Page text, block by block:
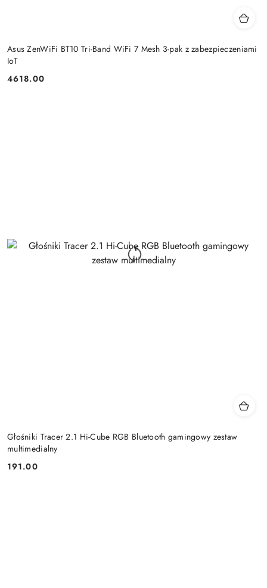
Asus ZenWiFi BT10 Tri-Band WiFi 7 Mesh 3-pak z zabezpieczeniami
IoT
Cena:
4618.00
Głośniki Tracer 2.1 Hi-Cube RGB Bluetooth gamingowy zestaw
multimedialny
Cena:
191.00